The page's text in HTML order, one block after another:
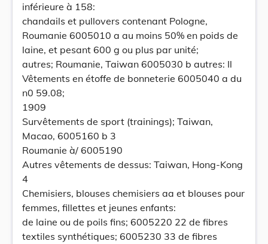
inférieure à 158:
chandails et pullovers contenant Pologne,
Roumanie 6005010 a au moins 50% en poids de
laine, et pesant 600 g ou plus par unité;
autres; Roumanie, Taiwan 6005030 b autres: Il
Vêtements en étoffe de bonneterie 6005040 a du
n0 59.08;
1909
Survêtements de sport (trainings); Taiwan,
Macao, 6005160 b 3
Roumanie à/ 6005190
Autres vêtements de dessus: Taiwan, Hong-Kong
4
Chemisiers, blouses chemisiers aa et blouses pour
femmes, fillettes et jeunes enfants:
de laine ou de poils fins; 6005220 22 de fibres
textiles synthétiques; 6005230 33 de fibres